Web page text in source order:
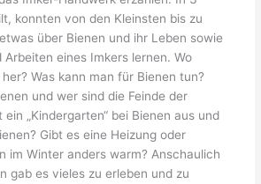
konnten von den Kleinsten bis zu
über Bienen und ihr Leben sowie
Arbeiten eines Imkers lernen. Wo
Was kann man für Bienen tun?
und wer sind die Feinde der
ein „Kindergarten“ bei Bienen aus und
Gibt es eine Heizung oder
im Winter anders warm? Anschaulich
gab es vieles zu erleben und zu